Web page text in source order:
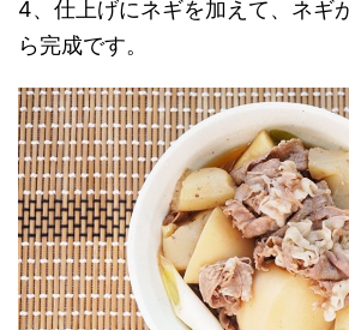
4、仕上げにネギを加えて、ネギ
ら完成です。